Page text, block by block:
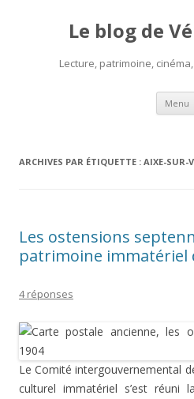
Le blog de
Lecture, patrimoine,
Menu
ARCHIVES PAR ÉTIQUETTE : AIXE-SUR-
Les ostensions
patrimoine immatériel
4 réponses
Le Comité intergouvernemental
culturel immatériel s’est réuni